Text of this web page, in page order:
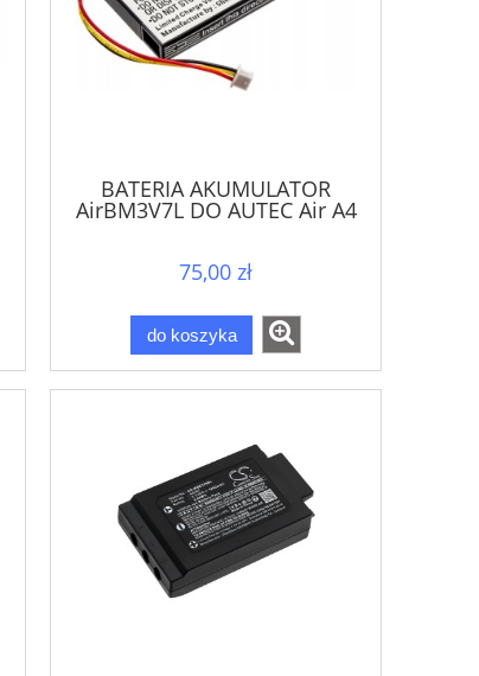
BATERIA AKUMULATOR
AirBM3V7L DO AUTEC Air A4
75,00 zł
do koszyka